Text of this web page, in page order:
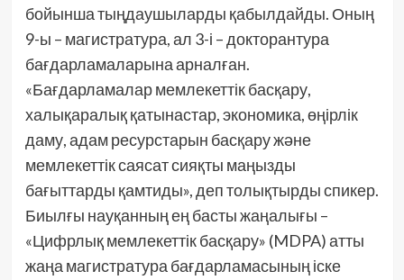
бойынша тыңдаушыларды қабылдайды. Оның
9-ы – магистратура, ал 3-і – докторантура
бағдарламаларына арналған.
«Бағдарламалар мемлекеттік басқару,
халықаралық қатынастар, экономика, өңірлік
даму, адам ресурстарын басқару және
мемлекеттік саясат сияқты маңызды
бағыттарды қамтиды», деп толықтырды спикер.
Биылғы науқанның ең басты жаңалығы –
«Цифрлық мемлекеттік басқару» (MDPA) атты
жаңа магистратура бағдарламасының іске